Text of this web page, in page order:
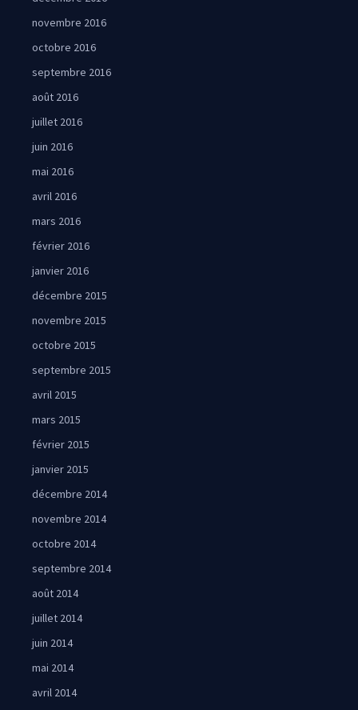
novembre 2016
octobre 2016
septembre 2016
août 2016
juillet 2016
juin 2016
mai 2016
avril 2016
mars 2016
février 2016
janvier 2016
décembre 2015
novembre 2015
octobre 2015
septembre 2015
avril 2015
mars 2015
février 2015
janvier 2015
décembre 2014
novembre 2014
octobre 2014
septembre 2014
août 2014
juillet 2014
juin 2014
mai 2014
avril 2014